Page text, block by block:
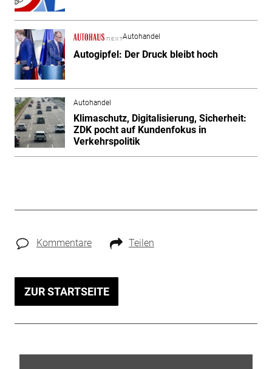
Autohandel
Autogipfel: Der Druck bleibt hoch
Autohandel
Klimaschutz, Digitalisierung, Sicherheit:
ZDK pocht auf Kundenfokus in
Verkehrspolitik
Kommentare Teilen
ZUR STARTSEITE